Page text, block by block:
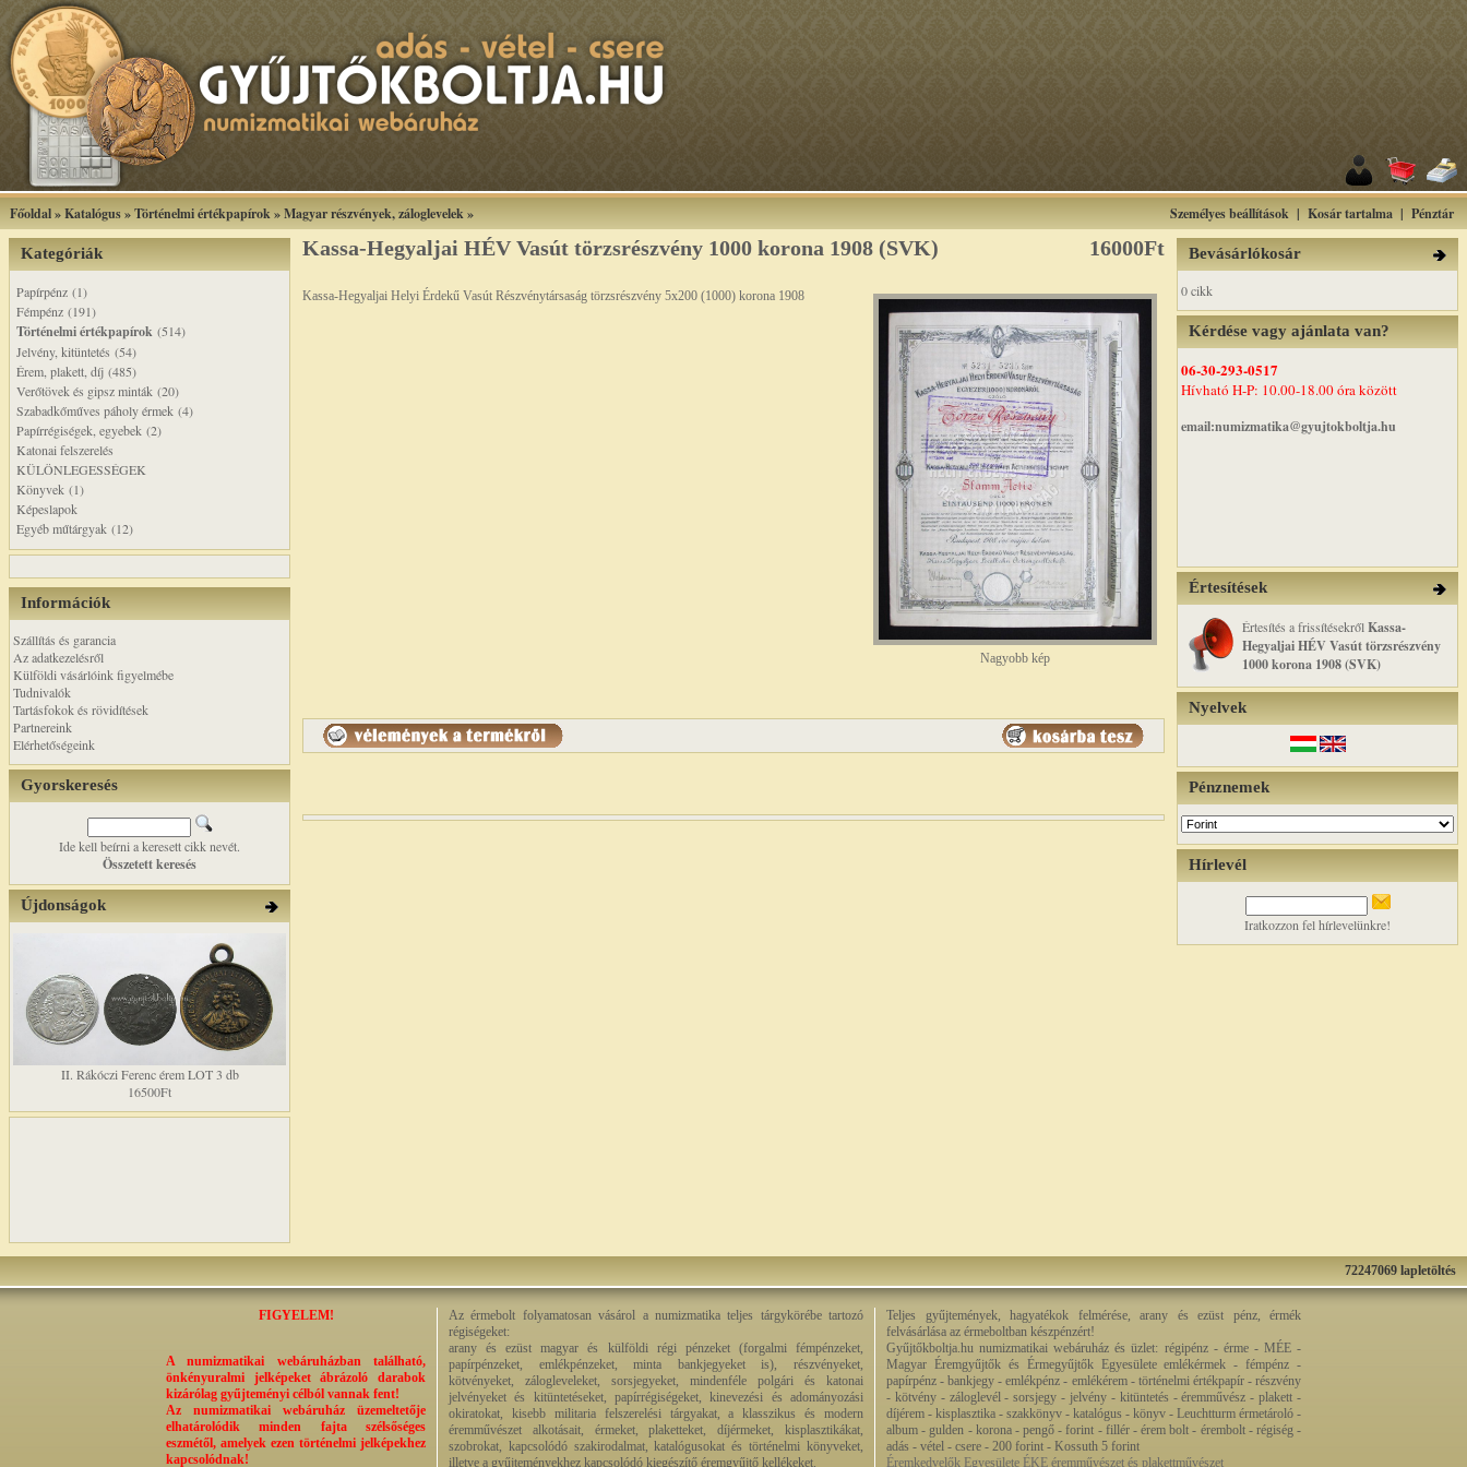
Főoldal»Katalógus»Történelmi értékpapírok»Magyar részvények, záloglevelek» Személyes beállítások | Kosár tartalma | Pénztár
Kategóriák
Papírpénz (1)
Fémpénz (191)
Történelmi értékpapírok (514)
Jelvény, kitüntetés (54)
Érem, plakett, díj (485)
Verőtövek és gipsz minták (20)
Szabadkőműves páholy érmek (4)
Papírrégiségek, egyebek (2)
Katonai felszerelés
KÜLÖNLEGESSÉGEK
Könyvek (1)
Képeslapok
Egyéb műtárgyak (12)
Információk
Szállítás és garancia
Az adatkezelésről
Külföldi vásárlóink figyelmébe
Tudnivalók
Tartásfokok és rövidítések
Partnereink
Elérhetőségeink
Gyorskeresés
Ide kell beírni a keresett cikk nevét.
Összetett keresés
Újdonságok
II. Rákóczi Ferenc érem LOT 3 db
16500Ft
Kassa-Hegyaljai HÉV Vasút törzsrészvény 1000 korona 1908 (SVK) 16000Ft
Nagyobb kép
Kassa-Hegyaljai Helyi Érdekű Vasút Részvénytársaság törzsrészvény 5x200 (1000) korona 1908
Bevásárlókosár
0 cikk
Kérdése vagy ajánlata van?
06-30-293-0517
Hívható H-P: 10.00-18.00 óra között
email:numizmatika@gyujtokboltja.hu
Értesítések
Értesítés a frissítésekről Kassa-
Hegyaljai HÉV Vasút törzsrészvény
1000 korona 1908 (SVK)
Nyelvek
Pénznemek
Hírlevél
Iratkozzon fel hírlevelünkre!
72247069 lapletöltés
FIGYELEM!
A numizmatikai webáruházban található,
önkényuralmi jelképeket ábrázoló darabok
kizárólag gyűjteményi célból vannak fent!
Az numizmatikai webáruház üzemeltetője
elhatárolódik minden fajta szélsőséges
eszmétől, amelyek ezen történelmi jelképekhez
kapcsolódnak!
Az érmebolt folyamatosan vásárol a numizmatika teljes tárgykörébe tartozó
régiségeket:
arany és ezüst magyar és külföldi régi pénzeket (forgalmi fémpénzeket,
papírpénzeket, emlékpénzeket, minta bankjegyeket is), részvényeket,
kötvényeket, zálogleveleket, sorsjegyeket, mindenféle polgári és katonai
jelvényeket és kitüntetéseket, papírrégiségeket, kinevezési és adományozási
okiratokat, kisebb militaria felszerelési tárgyakat, a klasszikus és modern
éremművészet alkotásait, érmeket, plaketteket, díjérmeket, kisplasztikákat,
szobrokat, kapcsolódó szakirodalmat, katalógusokat és történelmi könyveket,
illetve a gyűjteményekhez kapcsolódó kiegészítő éremgyűjtő kellékeket.
Teljes gyűjtemények, hagyatékok felmérése, arany és ezüst pénz, érmék
felvásárlása az érmeboltban készpénzért!
Gyűjtőkboltja.hu numizmatikai webáruház és üzlet: régipénz - érme - MÉE -
Magyar Éremgyűjtők és Érmegyűjtők Egyesülete emlékérmek - fémpénz -
papírpénz - bankjegy - emlékpénz - emlékérem - történelmi értékpapír - részvény
- kötvény - záloglevél - sorsjegy - jelvény - kitüntetés - éremművész - plakett -
díjérem - kisplasztika - szakkönyv - katalógus - könyv - Leuchtturm érmetároló -
album - gulden - korona - pengő - forint - fillér - érem bolt - érembolt - régiség -
adás - vétel - csere - 200 forint - Kossuth 5 forint
Éremkedvelők Egyesülete ÉKE éremművészet és plakettművészet